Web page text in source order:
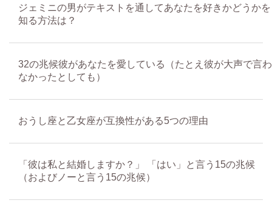
ジェミニの男がテキストを通してあなたを好きかどうかを
知る方法は？
32の兆候彼があなたを愛している（たとえ彼が大声で言わ
なかったとしても）
おうし座と乙女座が互換性がある5つの理由
「彼は私と結婚しますか？」 「はい」と言う15の兆候
（およびノー​​と言う15の兆候）